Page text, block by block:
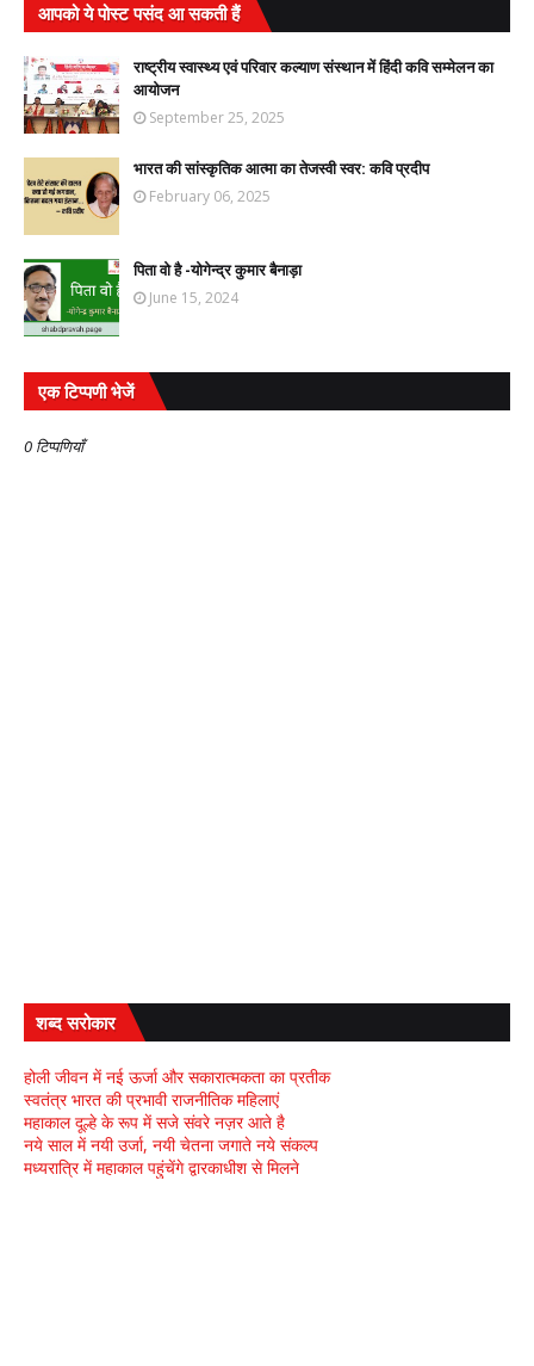
आपको ये पोस्ट पसंद आ सकती हैं
राष्ट्रीय स्वास्थ्य एवं परिवार कल्याण संस्थान में हिंदी कवि सम्मेलन का
आयोजन
September 25, 2025
भारत की सांस्कृतिक आत्मा का तेजस्वी स्वर: कवि प्रदीप
February 06, 2025
पिता वो है -योगेन्द्र कुमार बैनाड़ा
June 15, 2024
एक टिप्पणी भेजें
0 टिप्पणियाँ
शब्द सरोकार
होली जीवन में नई ऊर्जा और सकारात्मकता का प्रतीक
स्वतंत्र भारत की प्रभावी राजनीतिक महिलाएं
महाकाल दूल्हे के रूप में सजे संवरे नज़र आते है
नये साल में नयी उर्जा, नयी चेतना जगाते नये संकल्प
मध्यरात्रि में महाकाल पहुंचेंगे द्वारकाधीश से मिलने